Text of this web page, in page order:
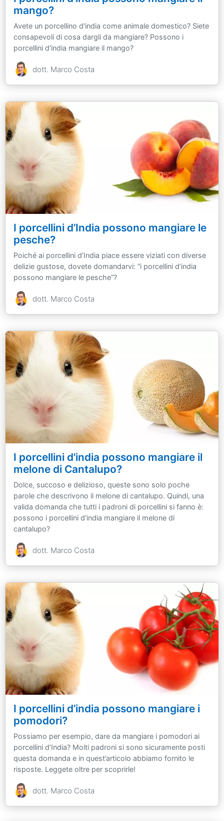
mango?
Avete un porcellino d'india come animale domestico? Siete
consapevoli di cosa dargli da mangiare? Possono i
porcellini d'india mangiare il mango?
dott. Marco Costa
I porcellini d’India possono mangiare le
pesche?
Poiché ai porcellini d’India piace essere viziati con diverse
delizie gustose, dovete domandarvi: “i porcellini d’india
possono mangiare le pesche”?
dott. Marco Costa
I porcellini d'india possono mangiare il
melone di Cantalupo?
Dolce, succoso e delizioso, queste sono solo poche
parole che descrivono il melone di cantalupo. Quindi, una
valida domanda che tutti i padroni di porcellini si fanno è:
possono i porcellini d'india mangiare il melone di
cantalupo?
dott. Marco Costa
I porcellini d’india possono mangiare i
pomodori?
Possiamo per esempio, dare da mangiare i pomodori ai
porcellini d’India? Molti padroni si sono sicuramente posti
questa domanda e in quest’articolo abbiamo fornito le
risposte. Leggete oltre per scoprirle!
dott. Marco Costa